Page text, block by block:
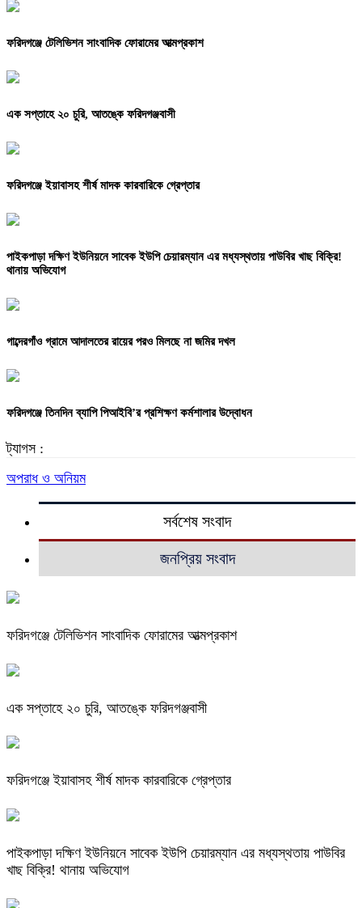
ফরিদগঞ্জে টেলিভিশন সাংবাদিক ফোরামের আত্মপ্রকাশ
এক সপ্তাহে ২০ চুরি, আতঙ্কে ফরিদগঞ্জবাসী
ফরিদগঞ্জে ইয়াবাসহ শীর্ষ মাদক কারবারিকে গ্রেপ্তার
পাইকপাড়া দক্ষিণ ইউনিয়নে সাবেক ইউপি চেয়ারম্যান এর মধ্যস্থতায় পাউবির খাছ বিক্রি!
থানায় অভিযোগ
গাব্দেরগাঁও গ্রামে আদালতের রায়ের পরও মিলছে না জমির দখল
ফরিদগঞ্জে তিনদিন ব্যাপি পিআইবি’র প্রশিক্ষণ কর্মশালার উদ্বোধন
ট্যাগস :
অপরাধ ও অনিয়ম
সর্বশেষ সংবাদ
জনপ্রিয় সংবাদ
ফরিদগঞ্জে টেলিভিশন সাংবাদিক ফোরামের আত্মপ্রকাশ
এক সপ্তাহে ২০ চুরি, আতঙ্কে ফরিদগঞ্জবাসী
ফরিদগঞ্জে ইয়াবাসহ শীর্ষ মাদক কারবারিকে গ্রেপ্তার
পাইকপাড়া দক্ষিণ ইউনিয়নে সাবেক ইউপি চেয়ারম্যান এর মধ্যস্থতায় পাউবির
খাছ বিক্রি! থানায় অভিযোগ